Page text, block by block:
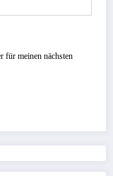
für meinen nächsten